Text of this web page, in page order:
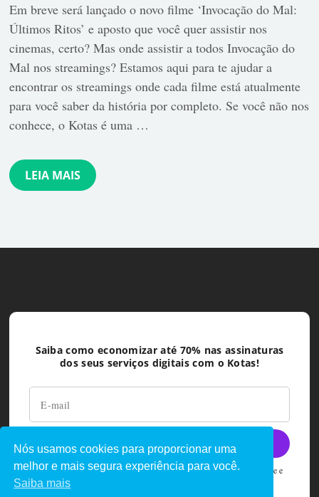
Em breve será lançado o novo filme ‘Invocação do Mal:
Últimos Ritos’ e aposto que você quer assistir nos
cinemas, certo? Mas onde assistir a todos Invocação do
Mal nos streamings? Estamos aqui para te ajudar a
encontrar os streamings onde cada filme está atualmente
para você saber da história por completo. Se você não nos
conhece, o Kotas é uma …
LEIA MAIS
Saiba como economizar até 70% nas assinaturas
dos seus serviços digitais com o Kotas!
Ao deixar seu e-mail você concorda com as políticas de privacidade e
Nós usamos cookies para proporcionar uma
melhor e mais segura experiência para você.
Saiba mais